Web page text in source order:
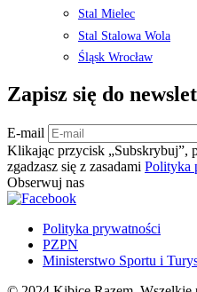
Stal Mielec
Stal Stalowa Wola
Śląsk Wrocław
Zapisz się do
E-mail
Klikając przycisk „Subskrybuj”,
zgadzasz się z zasadami Polityka
Obserwuj nas
Polityka prywatności
PZPN
Ministerstwo Sportu i